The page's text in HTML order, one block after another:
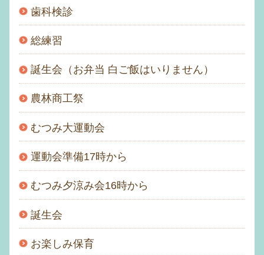
歯科検診
総練習
誕生会（お弁当 白ご飯はいりません）
農林商工祭
むつみ大運動会
運動会準備17時から
むつみ夕涼み会16時から
誕生会
お楽しみ保育
個人情報保護方針
サイトマップ